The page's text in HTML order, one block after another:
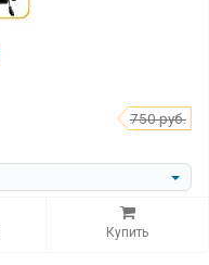
750 руб.
Купить